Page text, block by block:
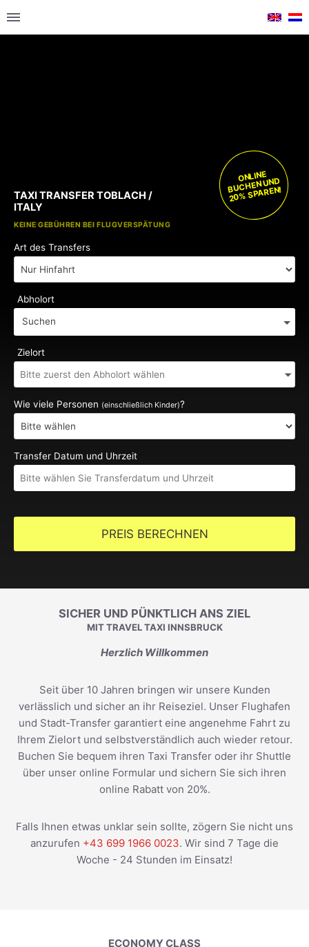
KOSTENLOSE KINDERSITZE
KEINE GEBÜHREN BEI FLUGVERSPÄTUNG
TAXI TRANSFER TOBLACH /
ITALY
ONLINE
BUCHEN UND
20% SPAREN!
Art des Transfers
Abholort
Suchen
Zielort
Wie viele Personen (einschließlich Kinder)?
Transfer Datum und Uhrzeit
PREIS BERECHNEN
SICHER UND PÜNKTLICH ANS ZIEL
MIT TRAVEL TAXI INNSBRUCK
Herzlich Willkommen
Seit über 10 Jahren bringen wir unsere Kunden
verlässlich und sicher an ihr Reiseziel. Unser Flughafen
und Stadt-Transfer garantiert eine angenehme Fahrt zu
Ihrem Zielort und selbstverständlich auch wieder retour.
Buchen Sie bequem ihren Taxi Transfer oder ihr Shuttle
über unser online Formular und sichern Sie sich ihren
online Rabatt von 20%.
Falls Ihnen etwas unklar sein sollte, zögern Sie nicht uns
anzurufen +43 699 1966 0023. Wir sind 7 Tage die
Woche - 24 Stunden im Einsatz!
ECONOMY CLASS